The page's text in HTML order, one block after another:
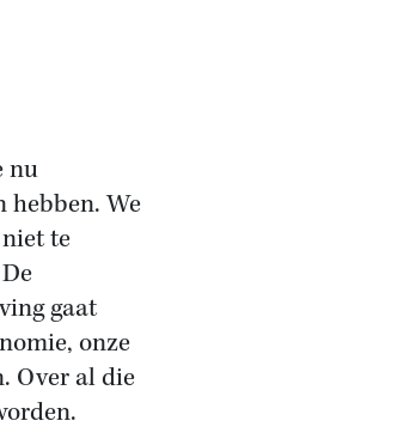
nu
hebben. We
te
gaat
onze
Over al die